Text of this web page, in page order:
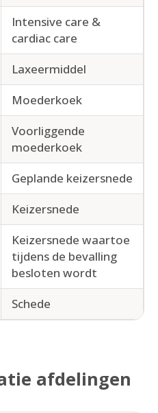
Intensive care &
cardiac care
Laxeermiddel
Moederkoek
Voorliggende
moederkoek
Geplande keizersnede
Keizersnede
Keizersnede waartoe
tijdens de bevalling
besloten wordt
Schede
afdelingen